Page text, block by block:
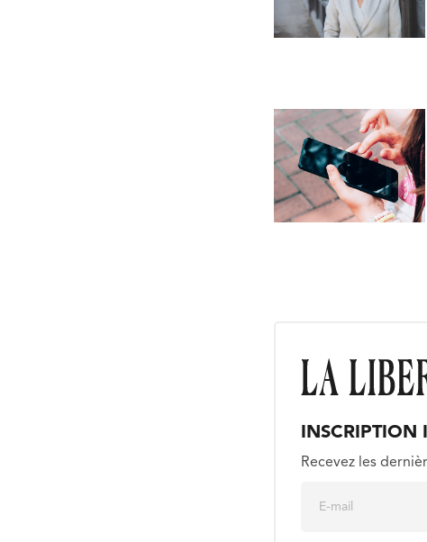
INSCRIPTION
Recevez les